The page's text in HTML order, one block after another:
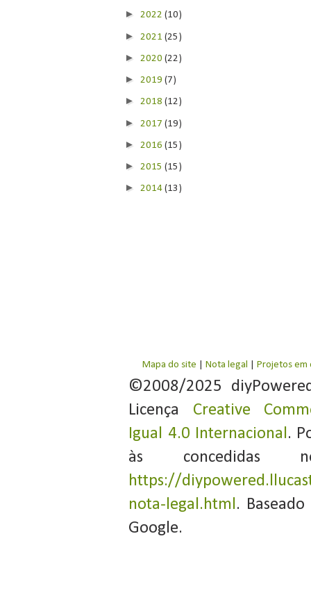
► 2022(10)
► 2021(25)
► 2020(22)
► 2019(7)
► 2018(12)
► 2017(19)
► 2016(15)
► 2015(15)
► 2014(13)
Mapa do site Nota legal Projetos em
©2008/2025
Licença Creative
Igual 4.0 Internacional .
às concedidas
https://
nota-legal.html .
Google.